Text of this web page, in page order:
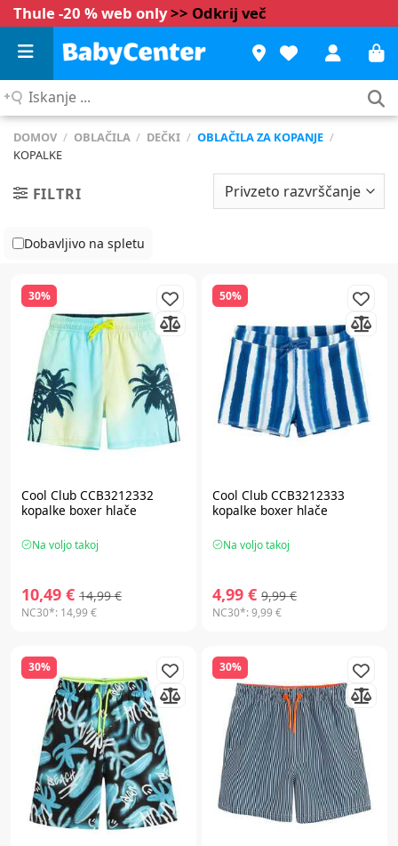
Thule -20 % web only>> Odkrij več
Iskanje
DOMOV / OBLAČILA / DEČKI / OBLAČILA ZA KOPANJE /
KOPALKE
FILTRI
Dobavljivo na spletu
30%
Cool Club CCB3212332
kopalke boxer hlače
Na voljo takoj
10,49 € 14,99 €
NC30*: 14,99 €
50%
Cool Club CCB3212333
kopalke boxer hlače
Na voljo takoj
4,99 € 9,99 €
NC30*:9,99 €
30% 30%